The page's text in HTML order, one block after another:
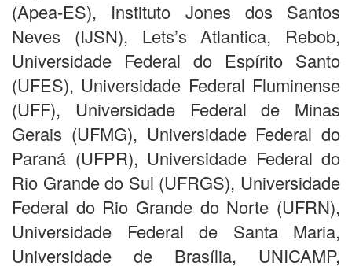
(Apea-ES), Instituto Jones dos Santos
Neves (IJSN), Lets’s Atlantica, Rebob,
Universidade Federal do Espírito Santo
(UFES), Universidade Federal Fluminense
(UFF), Universidade Federal de Minas
Gerais (UFMG), Universidade Federal do
Paraná (UFPR), Universidade Federal do
Rio Grande do Sul (UFRGS), Universidade
Federal do Rio Grande do Norte (UFRN),
Universidade Federal de Santa Maria,
Universidade de Brasília, UNICAMP,